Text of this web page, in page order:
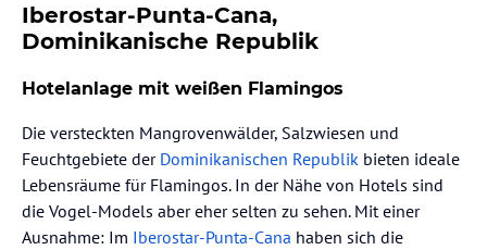
Iberostar-Punta-Cana,
Dominikanische Republik
Hotelanlage mit weißen Flamingos
Die versteckten Mangrovenwälder, Salzwiesen und
Feuchtgebiete der Dominikanischen Republik bieten ideale
Lebensräume für Flamingos. In der Nähe von Hotels sind
die Vogel-Models aber eher selten zu sehen. Mit einer
Ausnahme: Im Iberostar-Punta-Cana haben sich die